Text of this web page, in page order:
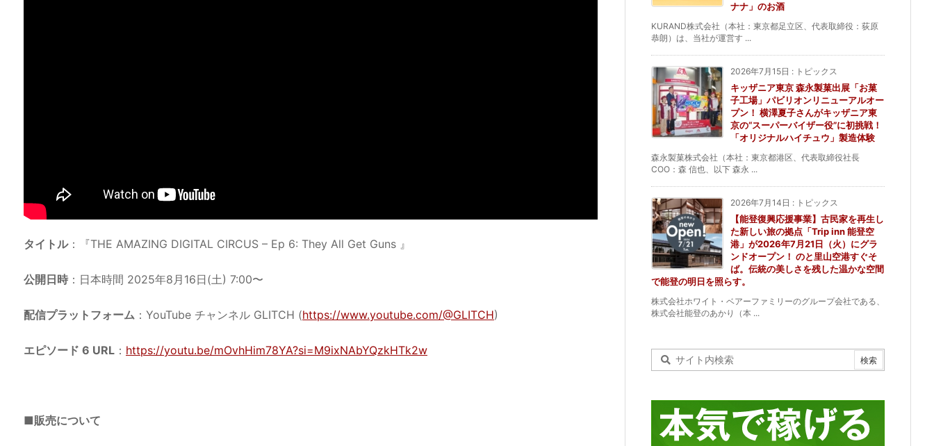
タイトル：『THE AMAZING DIGITAL CIRCUS – Ep 6: They All Get Guns 』
公開日時：日本時間 2025年8月16日(土) 7:00〜
配信プラットフォーム ：YouTube チャンネル GLITCH (https://www.youtube.com/@GLITCH)
エピソード 6 URL ： https://youtu.be/mOvhHim78YA?si=M9ixNAbYQzkHTk2w
■販売について
ナナ」のお酒
KURAND株式会社（本社：東京都足立区、代表取締役：荻原
恭朗）は、当社が運営す ...
2026年7月15日 : トピックス
キッザニア東京 森永製菓出展「お菓
子工場」パビリオンリニューアルオー
プン！ 横澤夏子さんがキッザニア東
京の“スーパーバイザー役”に初挑戦！
「オリジナルハイチュウ」製造体験
森永製菓株式会社（本社：東京都港区、代表取締役社長
COO：森 信也、以下 森永 ...
2026年7月14日 : トピックス
【能登復興応援事業】古民家を再生し
た新しい旅の拠点「Trip inn 能登空
港」が2026年7月21日（火）にグラ
ンドオープン！ のと里山空港すぐそ
ば。伝統の美しさを残した温かな空間
で能登の明日を照らす。
株式会社ホワイト・ベアーファミリーのグループ会社である、
株式会社能登のあかり（本 ...